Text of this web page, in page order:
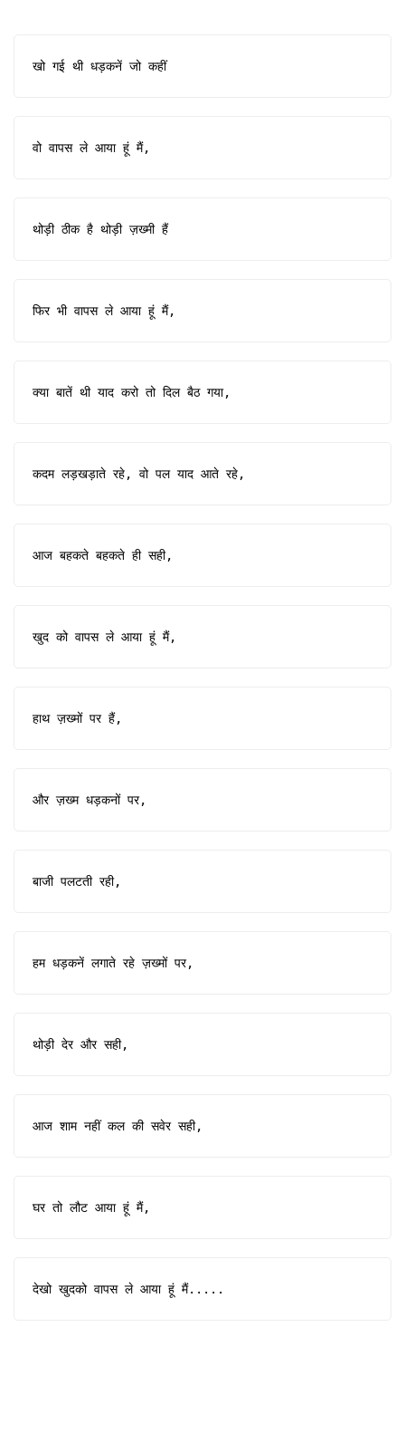
खो गई थी धड़कनें जो कहीं
वो वापस ले आया हूं मैं,
थोड़ी ठीक है थोड़ी ज़ख्मी हैं
फिर भी वापस ले आया हूं मैं,
क्या बातें थी याद करो तो दिल बैठ गया,
कदम लड़खड़ाते रहे, वो पल याद आते रहे,
आज बहकते बहकते ही सही,
खुद को वापस ले आया हूं मैं,
हाथ ज़ख्मों पर हैं,
और ज़ख्म धड़कनों पर,
बाजी पलटती रही,
हम धड़कनें लगाते रहे ज़ख्मों पर,
थोड़ी देर और सही,
आज शाम नहीं कल की सवेर सही,
घर तो लौट आया हूं मैं,
देखो खुदको वापस ले आया हूं मैं.....